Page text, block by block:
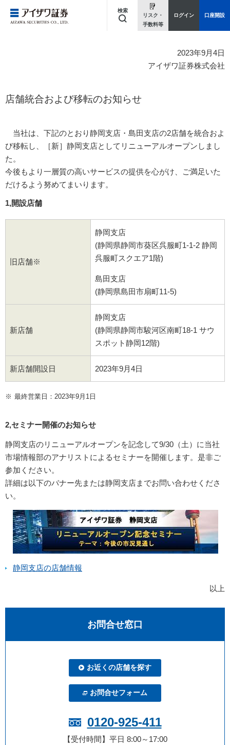
検索
リスク・
手数料等
ログイン 口座開設
2023年9月4日
アイザワ証券株式会社
店舗統合および移転のお知らせ
当社は、下記のとおり静岡支店・島田支店の2店舗を統合およ
び移転し、［新］静岡支店としてリニューアルオープンしまし
た。
今後もより一層質の高いサービスの提供を心がけ、ご満足いた
だけるよう努めてまいります。
1,開設店舗
旧店舗※
静岡支店
(静岡県静岡市葵区呉服町1-1-2 静岡
呉服町スクエア1階)
島田支店
(静岡県島田市扇町11-5)
新店舗
静岡支店
(静岡県静岡市駿河区南町18-1 サウ
スポット静岡12階)
新店舗開設日 2023年9月4日
※ 最終営業日：2023年9月1日
2,セミナー開催のお知らせ
静岡支店のリニューアルオープンを記念して9/30（土）に当社
市場情報部のアナリストによるセミナーを開催します。是非ご
参加ください。
詳細は以下のバナー先または静岡支店までお問い合わせくださ
い。
静岡支店の店舗情報
以上
お問合せ窓口
お近くの店舗を探す
お問合せフォーム
0120-925-411
【受付時間】平日 8:00～17:00